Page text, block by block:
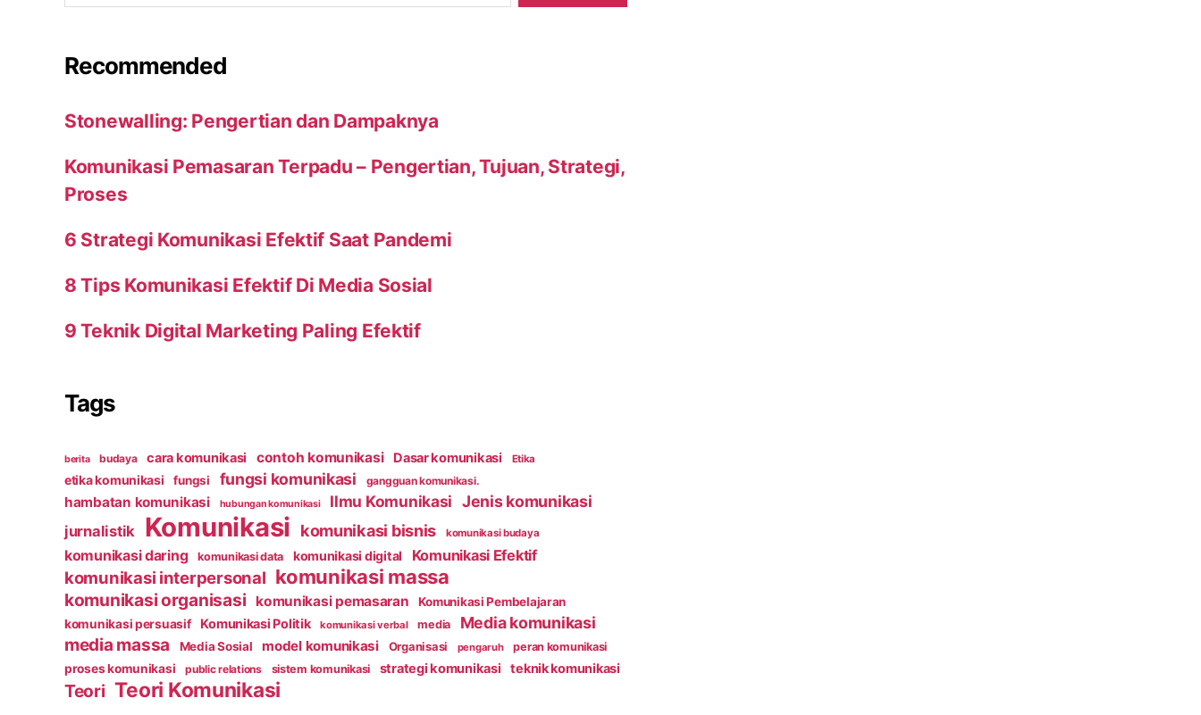
Recommended
Stonewalling: Pengertian dan Dampaknya
Komunikasi Pemasaran Terpadu – Pengertian, Tujuan, Strategi,
Proses
6 Strategi Komunikasi Efektif Saat Pandemi
8 Tips Komunikasi Efektif Di Media Sosial
9 Teknik Digital Marketing Paling Efektif
Tags
berita budaya cara komunikasi contoh komunikasi Dasar komunikasi Etika
etika komunikasi fungsi fungsi komunikasi gangguan komunikasi.
hambatan komunikasi hubungan komunikasi Ilmu Komunikasi Jenis komunikasi
jurnalistik Komunikasi komunikasi bisnis komunikasi budaya
komunikasi daring komunikasi data komunikasi digital Komunikasi Efektif
komunikasi interpersonal komunikasi massa
komunikasi organisasi komunikasi pemasaran
Komunikasi Pembelajaran
komunikasi persuasif
Komunikasi Politik komunikasi verbal media Media komunikasi
media massa Media Sosial model komunikasi Organisasi pengaruh peran komunikasi
proses komunikasi public relations sistem komunikasi strategi komunikasi teknik komunikasi
Teori Teori Komunikasi